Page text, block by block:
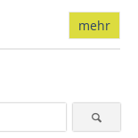
mehr